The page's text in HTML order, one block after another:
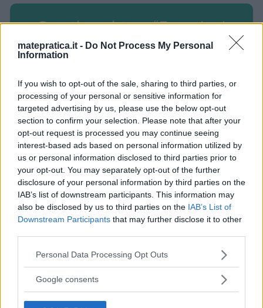
matepratica.it - Do Not Process My Personal
Information
If you wish to opt-out of the sale, sharing to third parties, or
processing of your personal or sensitive information for
targeted advertising by us, please use the below opt-out
section to confirm your selection. Please note that after your
opt-out request is processed you may continue seeing
interest-based ads based on personal information utilized by
us or personal information disclosed to third parties prior to
your opt-out. You may separately opt-out of the further
disclosure of your personal information by third parties on the
IAB’s list of downstream participants. This information may
also be disclosed by us to third parties on the IAB’s List of
Downstream Participants that may further disclose it to other
Please note that this website/app uses one or more Google
not limited to your visit or usage behaviour. You may click to
use your data for below specified purposes in below Google
Personal Data Processing Opt Outs
Google consents
One thought on “Equazioni
parte 1 – Lezione 1 – Slide 9
”
Albertha detto:
5 Febbraio 2012 alle 2:07
Risoluzione di un’ equazione di primo
grado
– Si svolgono i prodotti e si
eliminano i denominatori,
moltiplicando a destra e a sinistra
per il loro minimo comune multiplo.
– Si trasportano al primo membro
tutti i termini contenenti l’incognita,
e al secondo membro tutti i numeri.
Si riducono i termini simili.